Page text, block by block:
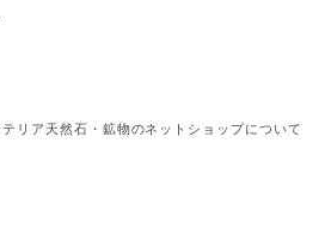
リア天然石・鉱物のネットショップについて